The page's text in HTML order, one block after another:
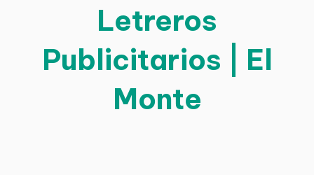
Letreros
Publicitarios | El
Monte